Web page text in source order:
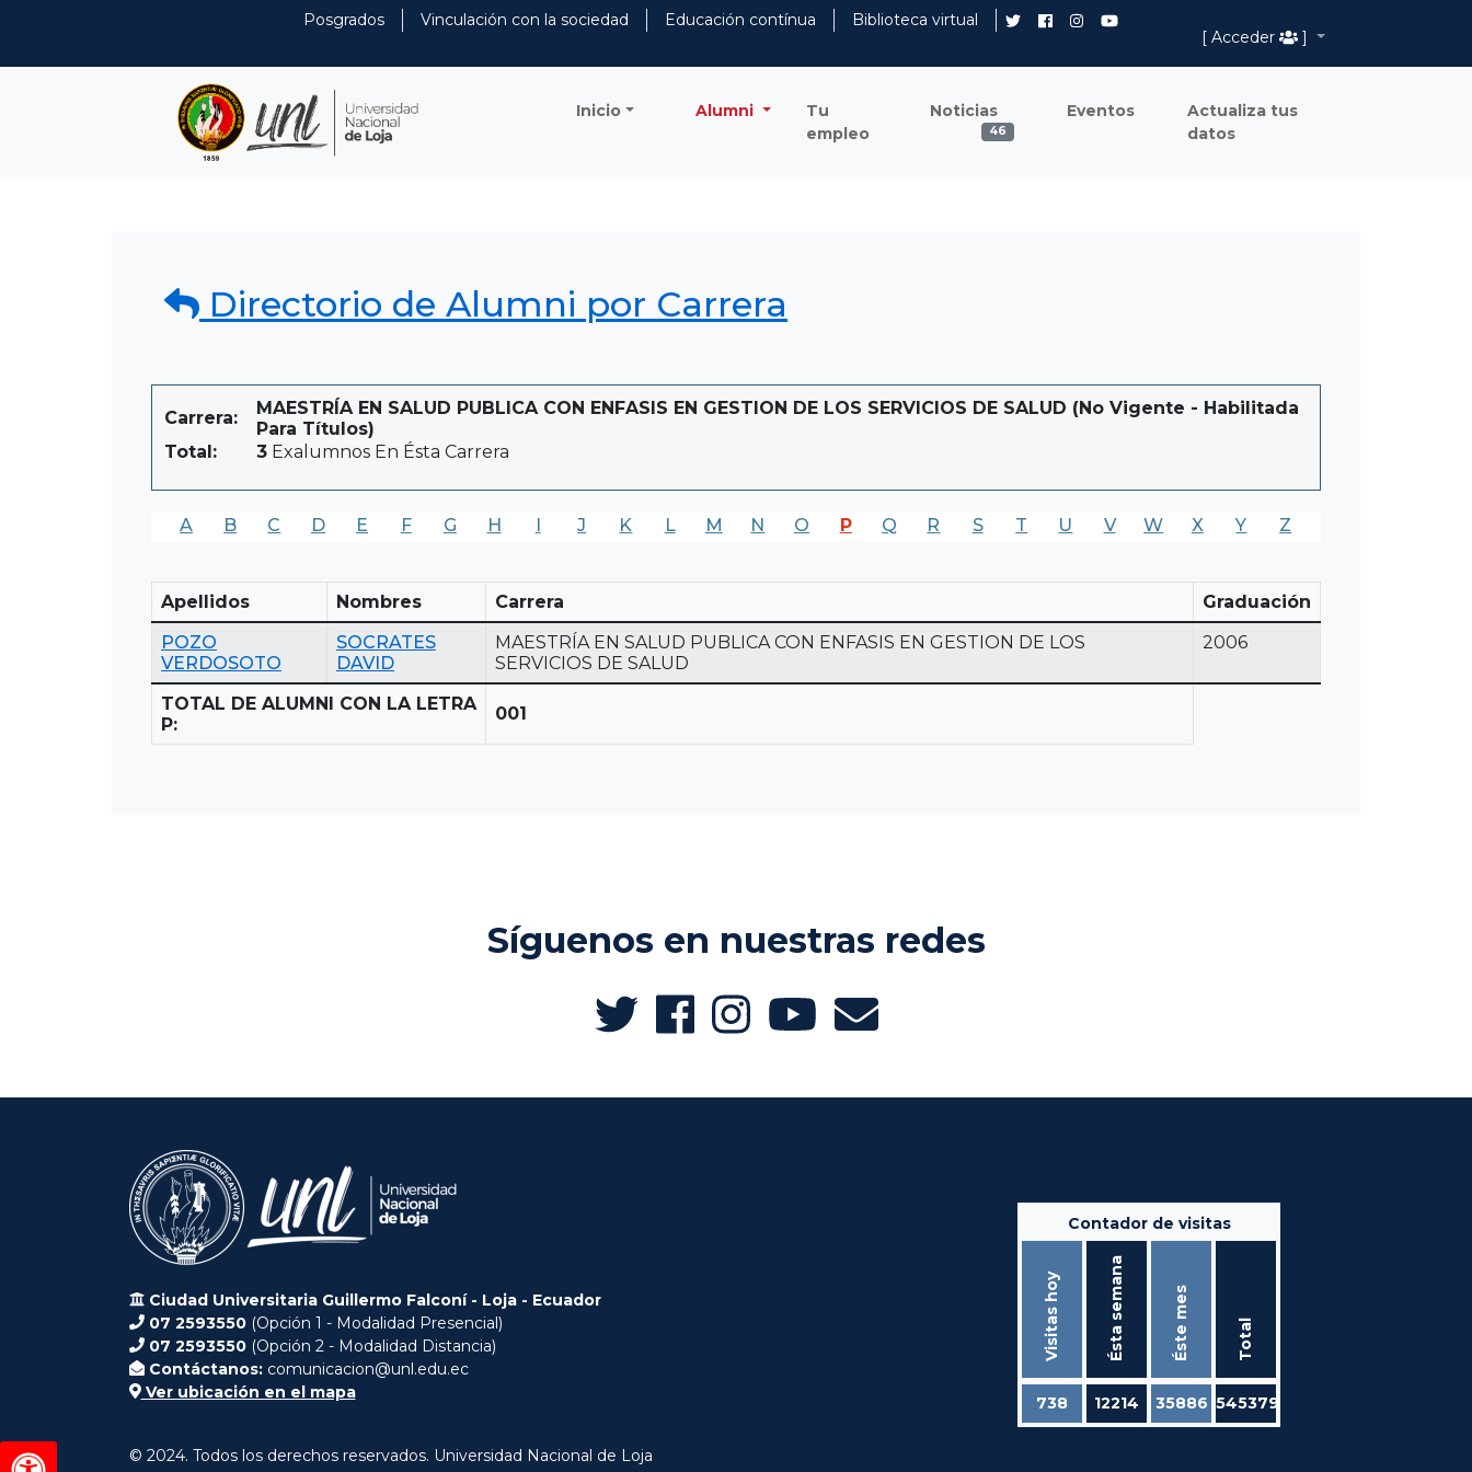
Posgrados Vinculación con la sociedad Educación contínua
Biblioteca virtual
[ Acceder
]
Inicio Alumni
Tu
empleo
Noticias
46
Eventos
Actualiza tus
datos
Directorio de Alumni por Carrera
Carrera:
MAESTRÍA EN SALUD PUBLICA CON ENFASIS EN GESTION DE LOS SERVICIOS DE SALUD (No Vigente - Habilitada
Para Títulos)
Total:
3 Exalumnos En Ésta Carrera
A B C D E F G H I J K L M N O P Q R S T U V W X Y Z
Apellidos Nombres Carrera
Graduación
POZO
VERDOSOTO
SOCRATES
DAVID
MAESTRÍA EN SALUD PUBLICA CON ENFASIS EN GESTION DE LOS
SERVICIOS DE SALUD
2006
TOTAL DE ALUMNI CON LA LETRA
P:
001
Síguenos en nuestras redes
Ciudad Universitaria Guillermo Falconí - Loja - Ecuador
07 2593550 (Opción 1 - Modalidad Presencial)
07 2593550 (Opción 2 - Modalidad Distancia)
Contáctanos: comunicacion@unl.edu.ec
Ver ubicación en el mapa
Contador de visitas
Visitas hoy Ésta semana Éste mes Total
738 12214 35886 545379
© 2024. Todos los derechos reservados. Universidad Nacional de Loja